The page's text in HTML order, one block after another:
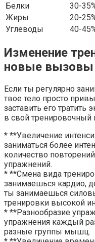
Белки
30-
Жиры
20-
Углеводы
40-
Изменение
новые вызовы
Если ты регулярно
твое тело просто
заставить его
в свой тренировочный
* **Увеличение
заниматься более
количество
упражнений.
* **Смена вида
занимаешься кардио,
ты занимаешься
тренировки высокой
* **Разнообразие
упражнения каждый
разные группы мышц.